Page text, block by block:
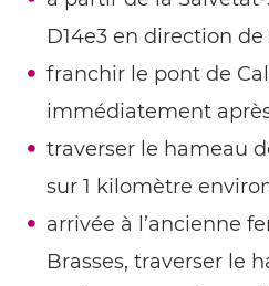
D14e3 en direction de
franchir le pont de
immédiatement
traverser le hameau
sur 1 kilomètre
arrivée à l’ancienne
Brasses, traverser le